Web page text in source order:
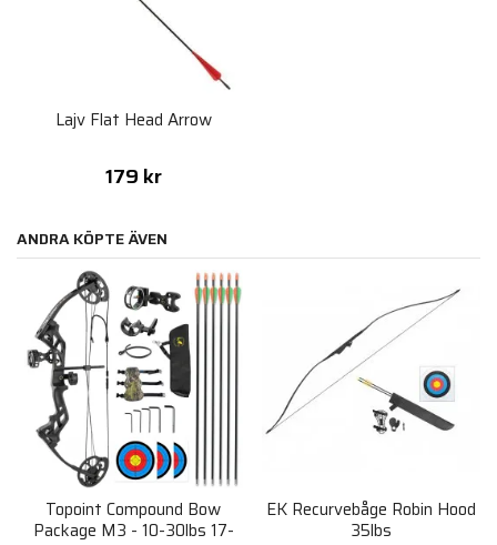
Lajv Flat Head Arrow
179 kr
ANDRA KÖPTE ÄVEN
Topoint Compound Bow
Package M3 - 10-30lbs 17-
EK Recurvebåge Robin Hood
35lbs